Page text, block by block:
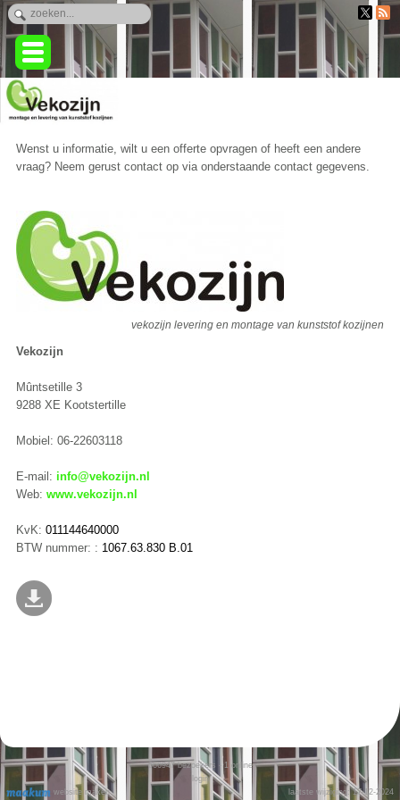
Wenst u informatie, wilt u een offerte opvragen of heeft een andere
vraag? Neem gerust contact op via onderstaande contact gegevens.
vekozijn levering en montage van kunststof kozijnen
Vekozijn
Mûntsetille 3
9288 XE Kootstertille
Mobiel: 06-22603118
E-mail: info@vekozijn.nl
Web: www.vekozijn.nl
KvK: 011144640000
BTW nummer: : 1067.63.830 B.01
website maken
666947bezoekers - 1 online
login
laatste wijziging: 17-12-2024